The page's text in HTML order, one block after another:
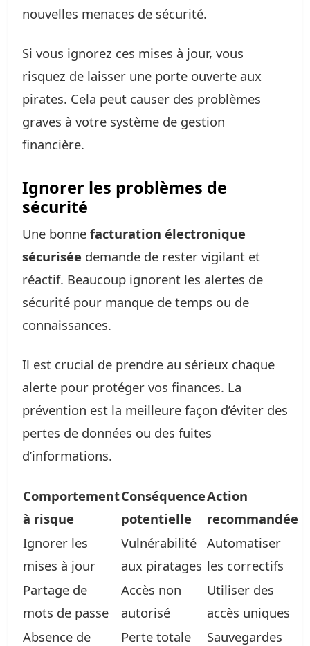
nouvelles menaces de sécurité.
Si vous ignorez ces mises à jour, vous
risquez de laisser une porte ouverte aux
pirates. Cela peut causer des problèmes
graves à votre système de gestion
financière.
Ignorer les problèmes de
sécurité
Une bonne facturation électronique
sécurisée demande de rester vigilant et
réactif. Beaucoup ignorent les alertes de
sécurité pour manque de temps ou de
connaissances.
Il est crucial de prendre au sérieux chaque
alerte pour protéger vos finances. La
prévention est la meilleure façon d’éviter des
pertes de données ou des fuites
d’informations.
Comportement
à risque
Conséquence
potentielle
Action
recommandée
Ignorer les
mises à jour
Vulnérabilité
aux piratages
Automatiser
les correctifs
Partage de
mots de passe
Accès non
autorisé
Utiliser des
accès uniques
Absence de
Perte totale
Sauvegardes